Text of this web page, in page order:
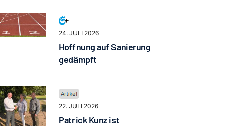
24. JULI 2026
Hoffnung auf Sanierung
gedämpft
22. JULI 2026
Patrick Kunz ist